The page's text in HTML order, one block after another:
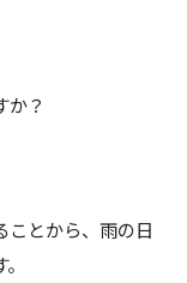
か？
ことから、雨の日